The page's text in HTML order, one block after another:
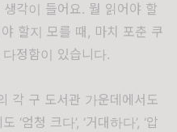
각이 들어요. 뭘 읽어야 할
할지 모를 때, 마치 포춘 쿠
정함이 있습니다.
각 구 도서관 가운데에서도
엄청 크다’, ‘거대하다’, ‘압